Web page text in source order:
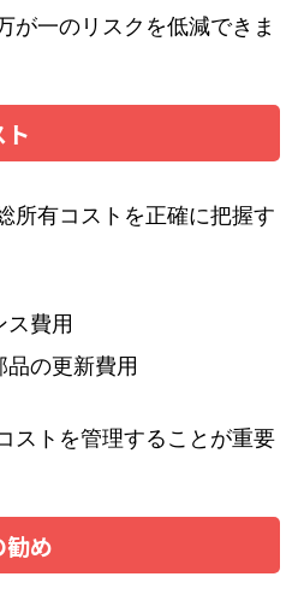
が一のリスクを低減できま
所有コストを正確に把握す
ス費用
の更新費用
ストを管理することが重要
勧め